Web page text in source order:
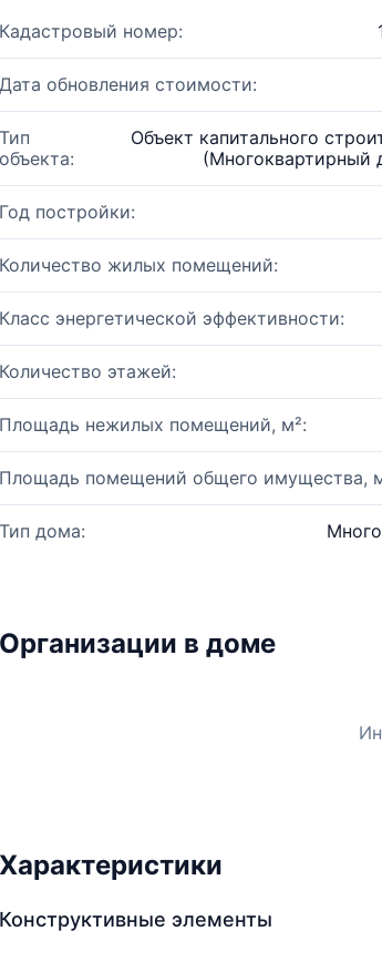
Кадастровый номер:
Дата обновления стоимости:
Тип
объекта:
Объект капитального
Год постройки:
Количество жилых помещений:
Класс энергетической эффективности:
Количество этажей:
Площадь нежилых помещений, м²:
Площадь помещений общего имущества,
Тип дома:
Организации в доме
Характеристики
Конструктивные элементы